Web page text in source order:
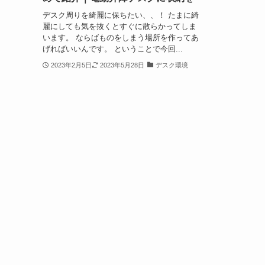
デスク周りを綺麗に保ちたい、、！ たまに綺
麗にしても気を抜くとすぐに散らかってしま
います。 ならばものをしまう場所を作ってあ
げればいいんです。 ということで今回...
2023年2月5日 2023年5月28日 デスク環境